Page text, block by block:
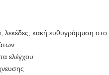
λεκέδες, κακή ευθυγράμμιση στο
ελέγχου